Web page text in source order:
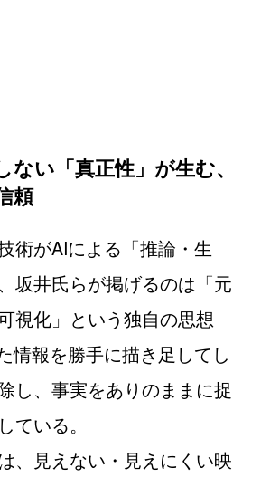
ない「真正性」が生む、
頼
術がAIによる「推論・生
坂井氏らが掲げるのは「元
視化」という独自の思想
情報を勝手に描き足してし
し、事実をありのままに捉
ている。
、見えない・見えにくい映